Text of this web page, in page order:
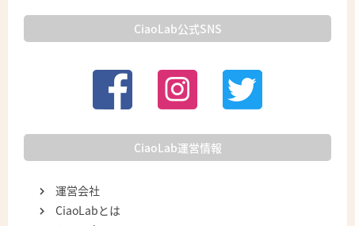
CiaoLab公式SNS
CiaoLab運営情報
運営会社
CiaoLabとは